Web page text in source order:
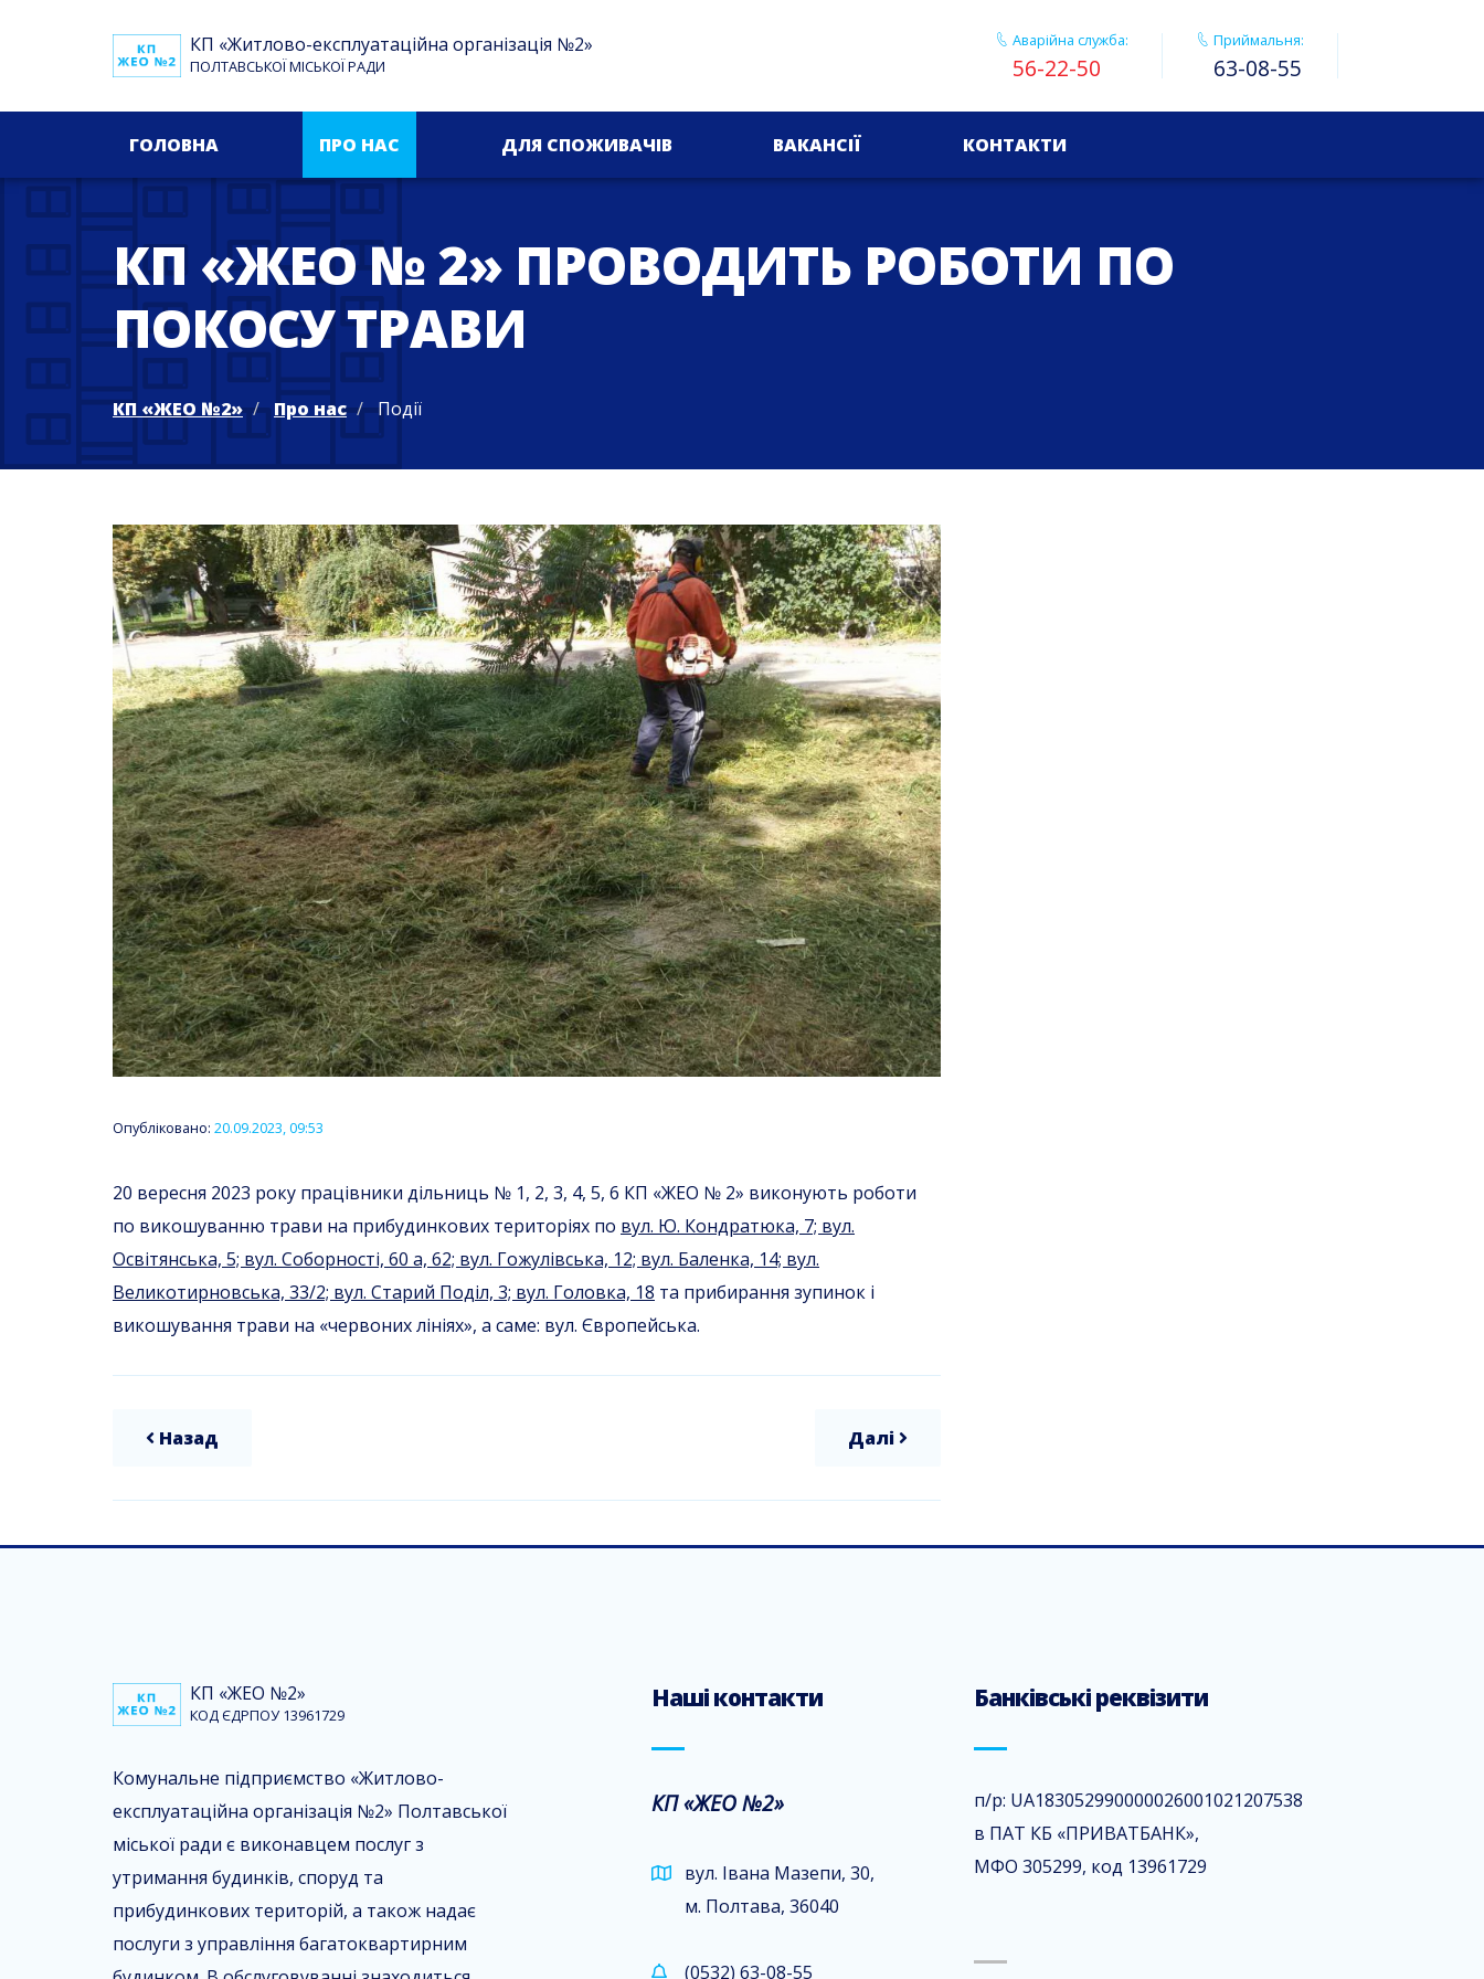
КП «Житлово-експлуатаційна організація №2»
ПОЛТАВСЬКОЇ МІСЬКОЇ РАДИ
Аварійна служба:
56-22-50
Приймальня:
63-08-55
ГОЛОВНА ПРО НАС ДЛЯ СПОЖИВАЧІВ ВАКАНСІЇ КОНТАКТИ
КП «ЖЕО № 2» ПРОВОДИТЬ РОБОТИ ПО
ПОКОСУ ТРАВИ
КП «ЖЕО №2» Про нас Події
Опубліковано: 20.09.2023, 09:53
20 вересня 2023 року працівники дільниць № 1, 2, 3, 4, 5, 6 КП «ЖЕО № 2» виконують роботи
по викошуванню трави на прибудинкових територіях по вул. Ю. Кондратюка, 7; вул.
Освітянська, 5; вул. Соборності, 60 а, 62; вул. Гожулівська, 12; вул. Баленка, 14; вул.
Великотирновська, 33/2; вул. Старий Поділ, 3; вул. Головка, 18 та прибирання зупинок і
викошування трави на «червоних лініях», а саме: вул. Європейська.
Назад Далі
КП «ЖЕО №2»
КОД ЄДРПОУ 13961729
Комунальне підприємство «Житлово-
експлуатаційна організація №2» Полтавської
міської ради є виконавцем послуг з
утримання будинків, споруд та
прибудинкових територій, а також надає
послуги з управління багатоквартирним
Наші контакти
КП «ЖЕО №2»
вул. Івана Мазепи, 30,
м. Полтава, 36040
(0532) 63-08-55
Банківські реквізити
п/р: UA183052990000026001021207538
в ПАТ КБ «ПРИВАТБАНК»,
МФО 305299, код 13961729